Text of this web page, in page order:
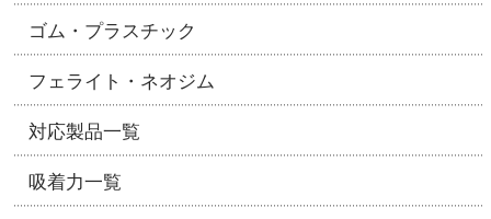
ゴム・プラスチック
フェライト・ネオジム
対応製品一覧
吸着力一覧